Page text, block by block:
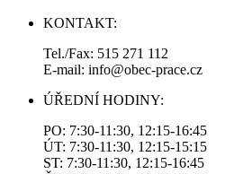
KONTAKT:
Tel./Fax: 515 271 112
E-mail: info@obec-prace.cz
ÚŘEDNÍ HODINY:
PO: 7:30-11:30, 12:15-16:45
ÚT: 7:30-11:30, 12:15-15:15
ST: 7:30-11:30, 12:15-16:45